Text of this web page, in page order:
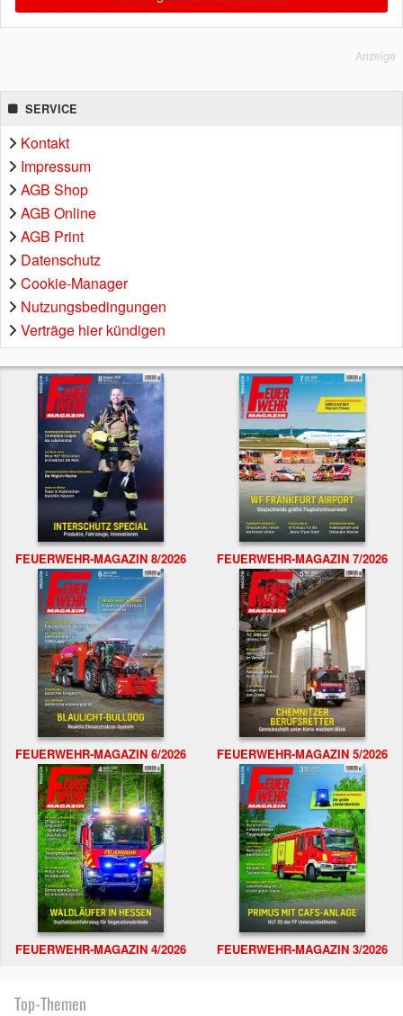
Anzeige
SERVICE
Kontakt
Impressum
AGB Shop
AGB Online
AGB Print
Datenschutz
Cookie-Manager
Nutzungsbedingungen
Verträge hier kündigen
FEUERWEHR-MAGAZIN 8/2026 FEUERWEHR-MAGAZIN 7/2026
FEUERWEHR-MAGAZIN 6/2026 FEUERWEHR-MAGAZIN 5/2026
FEUERWEHR-MAGAZIN 4/2026 FEUERWEHR-MAGAZIN 3/2026
Top-Themen